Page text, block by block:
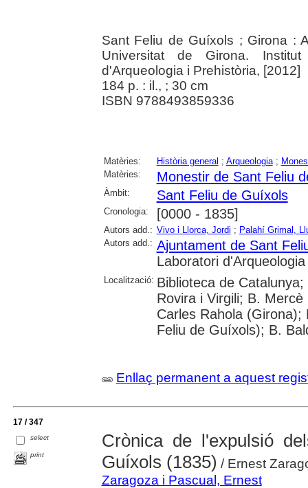
Sant Feliu de Guíxols ; Girona :
Universitat de Girona.
d'Arqueologia i Prehistòria, [2012]
184 p. : il., ; 30 cm
ISBN 9788493859336
Matèries: Història general ; Arqueologia;
Matèries:
Monestir de Sant Feliu
Àmbit: Sant Feliu de Guíxols
Cronologia: [0000 - 1835]
Autors add.: Vivo i Llorca, Jordi ; Palahí Grimal,
Autors add.: Ajuntament de Sant
Laboratori
Localització: Biblioteca de
Rovira i Virgili; B.
Carles Rahola
Feliu de Guíxols); B.
Enllaç permanent a aquest
17 / 347
select
print
Crònica de l'expulsió
Guíxols (1835) / Ernest
Zaragoza i Pascual, Ernest